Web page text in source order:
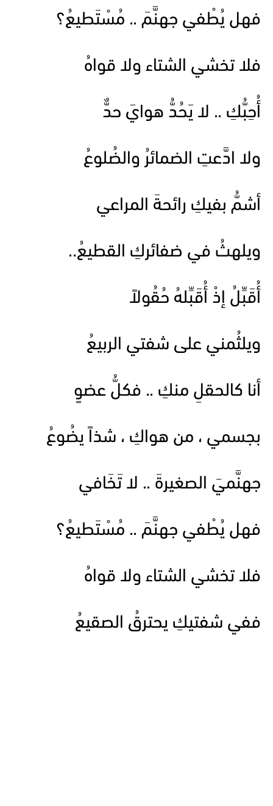
فهل يُطْفي جهنَّمَ .. مُسْتَطيعُ؟
فلا تخشي الشتاء ولا قواهُ
أُحِبُّكِ .. لا يَحُدُّ هوايَ حدٌّ
ولا ادَّعتِ الضمائرُ والضُلوعُ
أشمُّ بفيكِ رائحةَ المراعي
ويلهثُ في ضفائركِ القطيعُ..
أُقَبِّلُ إذْ أُقَبِّلهُ حُقُولاً
ويلثُمني على شفتي الربيعُ
أنا كالحقلِ منكِ .. فكلُّ عضوٍ
بجسمي ، من هواكِ ، شذاً يضُوعُ
جهنَّميَ الصغيرةَ .. لا تَخَافي
فهل يُطْفي جهنَّمَ .. مُسْتَطيعُ؟
فلا تخشي الشتاء ولا قواهُ
ففي شفتيكِ يحترقُ الصقيعُ